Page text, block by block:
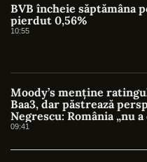
BVB încheie săptămâna
pierdut 0,56%
10:55
Moody’s menține
Baa3, dar păstrează
Negrescu: România „nu
evitat o pierdere”
09:41